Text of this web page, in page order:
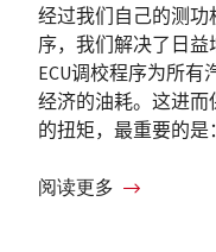
经过我们自己的测功
序，我们解决了日
ECU调校程序为所有
经济的油耗。这进
的扭矩，最重要的
阅读更多